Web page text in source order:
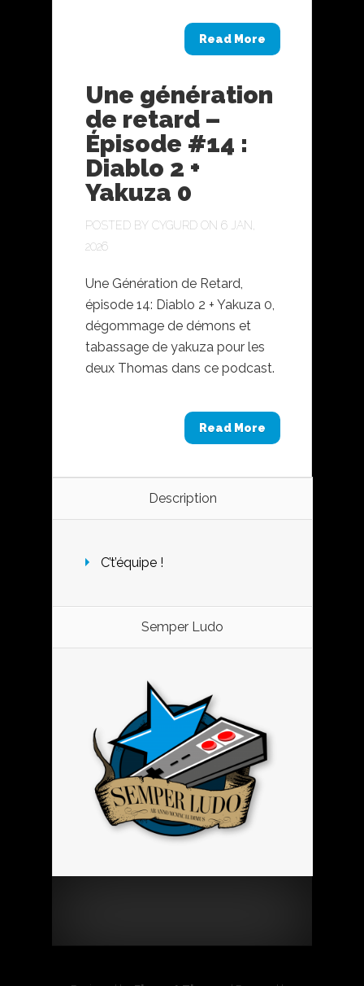
Read More
Une génération
de retard –
Épisode #14 :
Diablo 2 +
Yakuza 0
POSTED BY CYGURD ON 6 JAN,
2026
Une Génération de Retard,
épisode 14: Diablo 2 + Yakuza 0,
dégommage de démons et
tabassage de yakuza pour les
deux Thomas dans ce podcast.
Read More
Description
C’t’équipe !
Semper Ludo